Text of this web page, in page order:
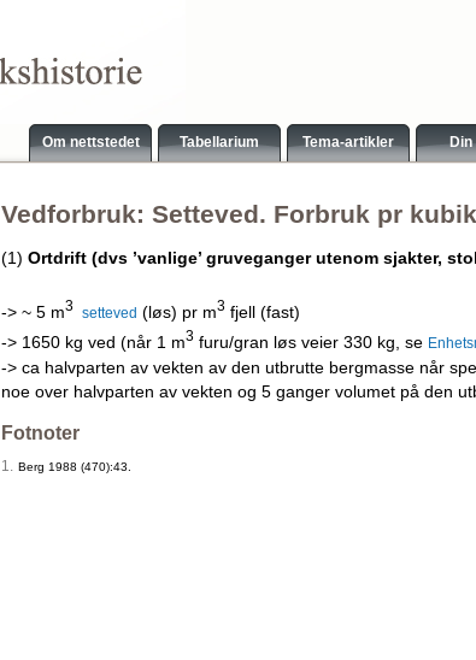
Om nettstedet Tabellarium Tema-artikler Din
Vedforbruk: Setteved. Forbruk pr
(1) Ortdrift (dvs ’vanlige’ gruveganger utenom sjakter,
-> ~ 5 m3 setteved (løs) pr m3 fjell (fast)
-> 1650 kg ved (når 1 m3 furu/gran løs veier 330 kg, se
-> ca halvparten av vekten av den utbrutte bergmasse når
noe over halvparten av vekten og 5 ganger volumet på den
Fotnoter
1. Berg 1988 (470):43.